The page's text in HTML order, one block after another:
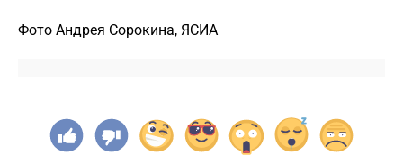
Фото Андрея Сорокина, ЯСИА